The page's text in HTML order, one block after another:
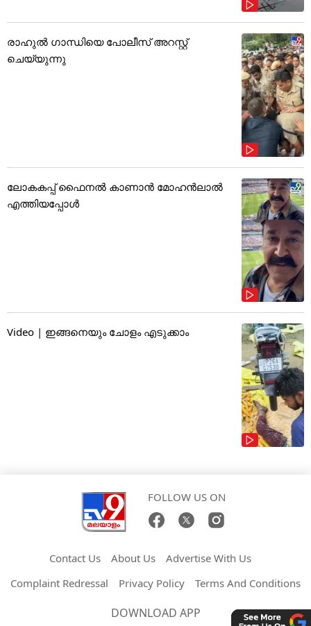
രാഹുൽ ഗാന്ധിയെ പോലീസ് അറസ്റ്റ്
ചെയ്യുന്നു
ലോകകപ്പ് ഫൈനൽ കാണാൻ മോഹൻലാൽ
എത്തിയപ്പോൾ
Video | ഇങ്ങനെയും ചോളം എടുക്കാം
FOLLOW US ON
Contact Us About Us
Advertise With Us
Complaint Redressal
Privacy Policy Terms And Conditions
DOWNLOAD APP